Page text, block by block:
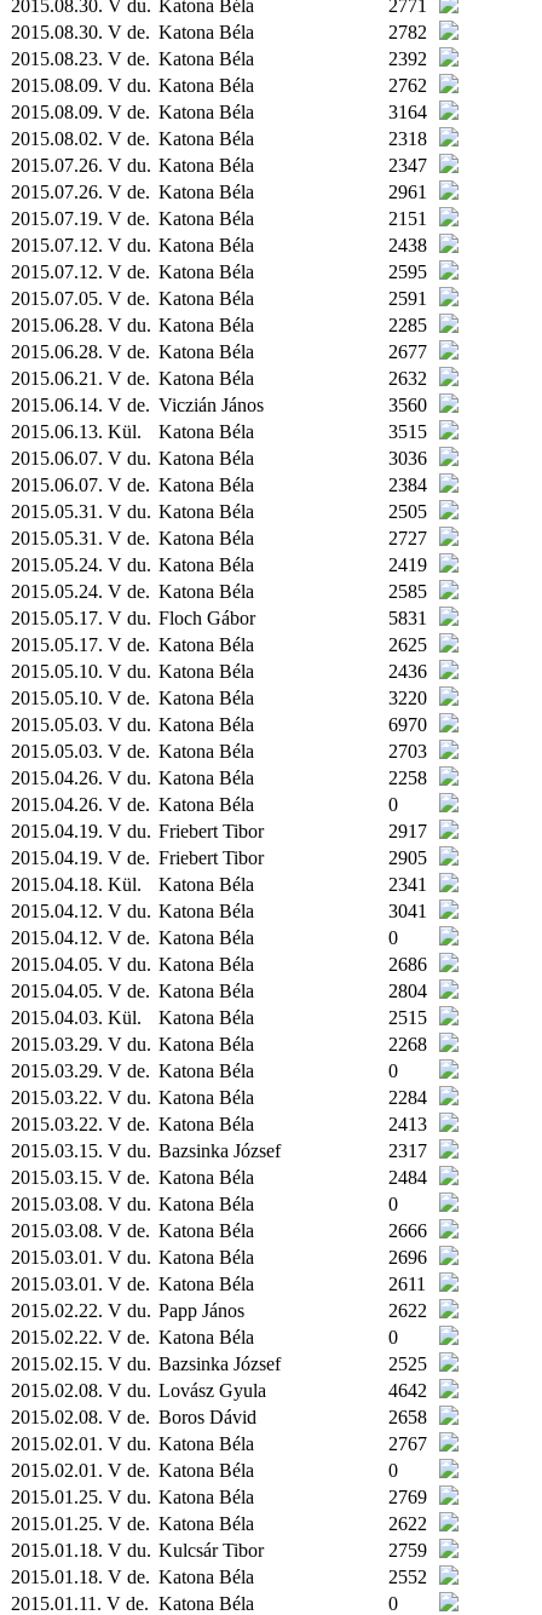
2015.08.30. V du. Katona Béla
2771
2015.08.30. V de. Katona Béla
2782
2015.08.23. V de. Katona Béla
2392
2015.08.09. V du. Katona Béla
2762
2015.08.09. V de. Katona Béla
3164
2015.08.02. V de. Katona Béla
2318
2015.07.26. V du. Katona Béla
2347
2015.07.26. V de. Katona Béla
2961
2015.07.19. V de. Katona Béla
2151
2015.07.12. V du. Katona Béla
2438
2015.07.12. V de. Katona Béla
2595
2015.07.05. V de. Katona Béla
2591
2015.06.28. V du. Katona Béla
2285
2015.06.28. V de. Katona Béla
2677
2015.06.21. V de. Katona Béla
2632
2015.06.14. V de. Viczián János
3560
2015.06.13. Kül. Katona Béla
3515
2015.06.07. V du. Katona Béla
3036
2015.06.07. V de. Katona Béla
2384
2015.05.31. V du. Katona Béla
2505
2015.05.31. V de. Katona Béla
2727
2015.05.24. V du. Katona Béla
2419
2015.05.24. V de. Katona Béla
2585
2015.05.17. V du. Floch Gábor
5831
2015.05.17. V de. Katona Béla
2625
2015.05.10. V du. Katona Béla
2436
2015.05.10. V de. Katona Béla
3220
2015.05.03. V du. Katona Béla
6970
2015.05.03. V de. Katona Béla
2703
2015.04.26. V du. Katona Béla
2258
2015.04.26. V de. Katona Béla
0
2015.04.19. V du. Friebert Tibor
2917
2015.04.19. V de. Friebert Tibor
2905
2015.04.18. Kül. Katona Béla
2341
2015.04.12. V du. Katona Béla
3041
2015.04.12. V de. Katona Béla
0
2015.04.05. V du. Katona Béla
2686
2015.04.05. V de. Katona Béla
2804
2015.04.03. Kül. Katona Béla
2515
2015.03.29. V du. Katona Béla
2268
2015.03.29. V de. Katona Béla
0
2015.03.22. V du. Katona Béla
2284
2015.03.22. V de. Katona Béla
2413
2015.03.15. V du. Bazsinka József
2317
2015.03.15. V de. Katona Béla
2484
2015.03.08. V du. Katona Béla
0
2015.03.08. V de. Katona Béla
2666
2015.03.01. V du. Katona Béla
2696
2015.03.01. V de. Katona Béla
2611
2015.02.22. V du. Papp János
2622
2015.02.22. V de. Katona Béla
0
2015.02.15. V du. Bazsinka József
2525
2015.02.08. V du. Lovász Gyula
4642
2015.02.08. V de. Boros Dávid
2658
2015.02.01. V du. Katona Béla
2767
2015.02.01. V de. Katona Béla
0
2015.01.25. V du. Katona Béla
2769
2015.01.25. V de. Katona Béla
2622
2015.01.18. V du. Kulcsár Tibor
2759
2015.01.18. V de. Katona Béla
2552
2015.01.11. V de. Katona Béla
0